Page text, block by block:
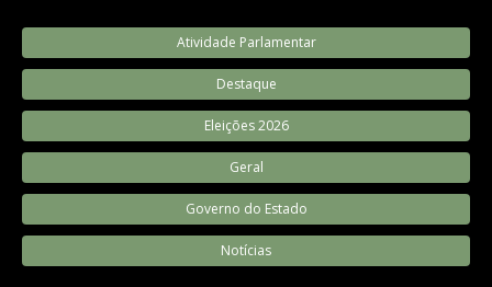
Atividade Parlamentar
Destaque
Eleições 2026
Geral
Governo do Estado
Notícias